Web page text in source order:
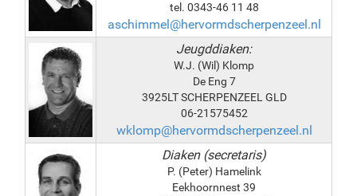
tel. 0343-46 11 48
aschimmel@hervormdscherpenzeel.nl
Jeugddiaken:
W.J. (Wil) Klomp
De Eng 7
3925LT SCHERPENZEEL GLD
06-21575452
wklomp@hervormdscherpenzeel.nl
Diaken (secretaris)
P. (Peter) Hamelink
Eekhoornnest 39